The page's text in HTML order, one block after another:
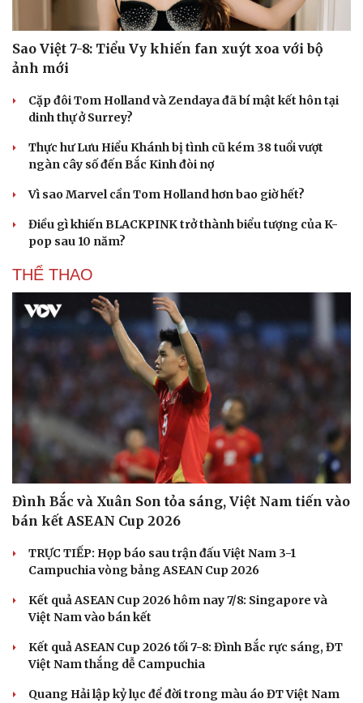
Sao Việt 7-8: Tiểu Vy khiến fan xuýt xoa với bộ
ảnh mới
Cặp đôi Tom Holland và Zendaya đã bí mật kết hôn tại
dinh thự ở Surrey?
Thực hư Lưu Hiểu Khánh bị tình cũ kém 38 tuổi vượt
ngàn cây số đến Bắc Kinh đòi nợ
Vì sao Marvel cần Tom Holland hơn bao giờ hết?
Điều gì khiến BLACKPINK trở thành biểu tượng của K-
pop sau 10 năm?
THỂ THAO
Đình Bắc và Xuân Son tỏa sáng, Việt Nam tiến vào
bán kết ASEAN Cup 2026
TRỰC TIẾP: Họp báo sau trận đấu Việt Nam 3-1
Campuchia vòng bảng ASEAN Cup 2026
Kết quả ASEAN Cup 2026 hôm nay 7/8: Singapore và
Việt Nam vào bán kết
Kết quả ASEAN Cup 2026 tối 7-8: Đình Bắc rực sáng, ĐT
Việt Nam thắng dễ Campuchia
Quang Hải lập kỷ lục để đời trong màu áo ĐT Việt Nam